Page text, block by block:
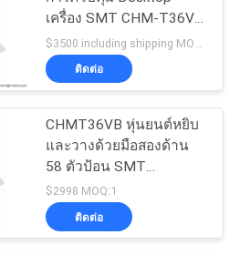
เครื่อง SMT CHM-T36VB
Chmt36va
ติดต่อ
CHMT36VB หุ่นยนต์หยิบ
และวางด้วยมือสองด้าน
58 ตัวป้อน SMT
Assembly
$2998 MOQ:1
ติดต่อ